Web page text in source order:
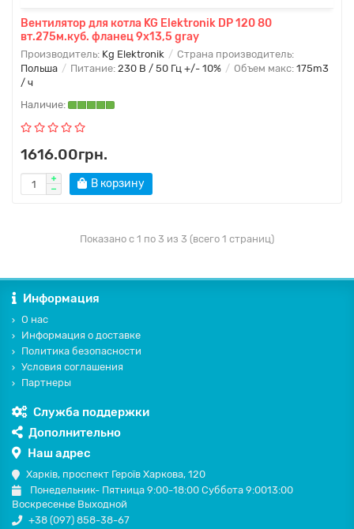
Вентилятор для котла KG Elektronik DP 120 80
вт.275м.куб. фланец 9х13,5 gray
Производитель: Kg Elektronik
Страна производитель:
Польша
Питание: 230 В / 50 Гц +/- 10% Объем макс: 175m3
/ ч
1616.00грн.
В корзину
Показано с 1 по 3 из 3 (всего 1 страниц)
Информация
О нас
Информация о доставке
Политика безопасности
Условия соглашения
Партнеры
Служба поддержки
Дополнительно
Наш адрес
Харків, проспект Героїв Харкова, 120
Понедельник- Пятница 9:00-18:00 Суббота 9:0013:00
Воскресенье Выходной
+38 (097) 858-38-67